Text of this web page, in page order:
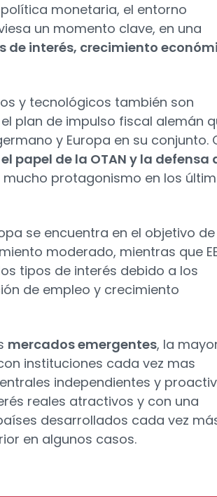
monetaria, el entorno
un momento clave, en una
de interés, crecimiento
y tecnológicos también son
plan de impulso fiscal alemán
y Europa en su conjunto.
el papel de la OTAN y la defensa
protagonismo en los
se encuentra en el objetivo de
moderado, mientras que
tipos de interés debido a los
de empleo y crecimiento
mercados emergentes, la
instituciones cada vez mas
independientes y
reales atractivos y con una
desarrollados cada vez
en algunos casos.